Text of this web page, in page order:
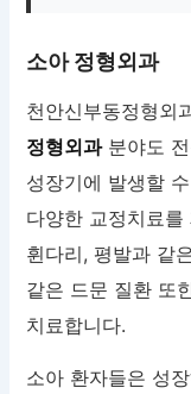
소아 정형외과
천안신부동정형외
정형외과분야도 전
성장기에 발생할
다양한 교정치료
휜다리, 평발과 같
같은 드문 질환 또
치료합니다.
소아 환자들은 성